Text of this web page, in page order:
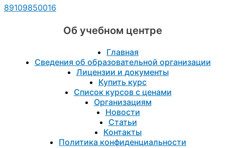
89109850016
Об учебном центре
Главная
Сведения об образовательной организации
Лицензии и документы
Купить курс
Список курсов с ценами
Организациям
Новости
Статьи
Контакты
Политика конфиденциальности